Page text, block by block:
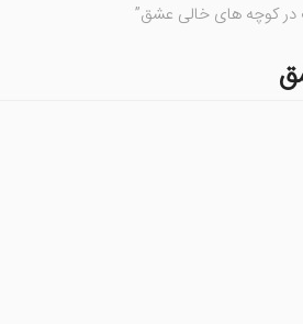
در کوچه های خالی عشق”